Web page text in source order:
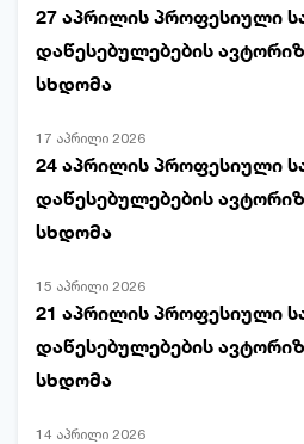
27 აპრილის პროფესიული
დაწესებულებების
სხდომა
17 აპრილი 2026
24 აპრილის პროფესიული
დაწესებულებების
სხდომა
15 აპრილი 2026
21 აპრილის პროფესიული
დაწესებულებების
სხდომა
14 აპრილი 2026